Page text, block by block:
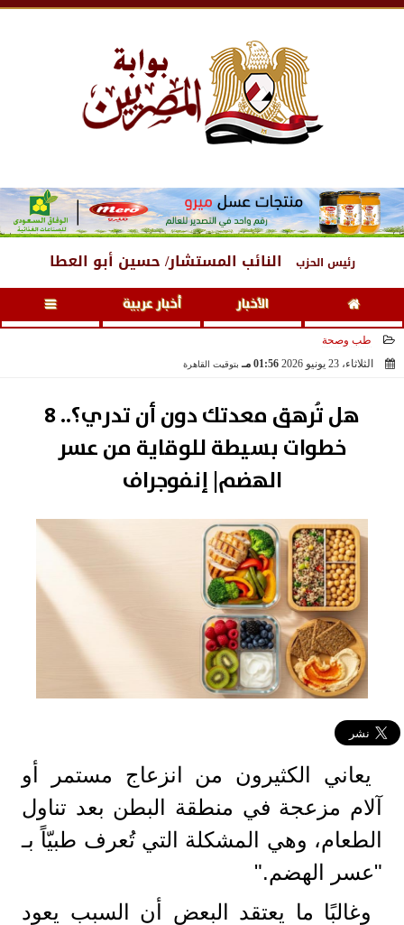
رئيس الحزب النائب المستشار/ حسين أبو العطا
الأخبار أخبار عربية
طب وصحة
الثلاثاء، 23 يونيو 2026
01:56 مـ بتوقيت القاهرة
هل تُرهق معدتك دون أن تدري؟.. 8
خطوات بسيطة للوقاية من عسر
الهضم| إنفوجراف
يعاني الكثيرون من انزعاج مستمر أو
آلام مزعجة في منطقة البطن بعد تناول
الطعام، وهي المشكلة التي تُعرف طبيّاً بـ
"عسر الهضم."
وغالبًا ما يعتقد البعض أن السبب يعود